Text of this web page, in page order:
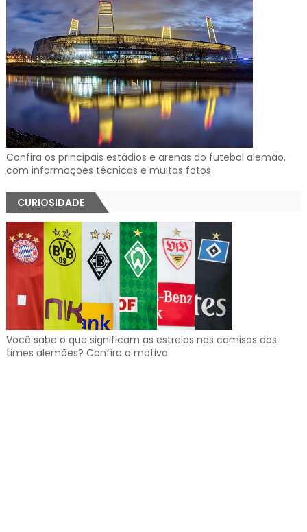
Confira os principais estádios e arenas do futebol alemão,
com informações técnicas e muitas fotos
CURIOSIDADE
Você sabe o que significam as estrelas nas camisas dos
times alemães? Confira o motivo